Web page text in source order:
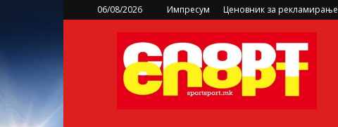
06/08/2026 Импресум Ценовник за рекламирање
sportsport.mk